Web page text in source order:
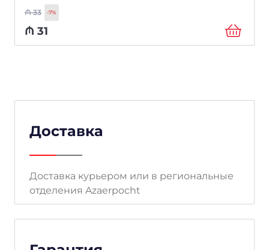
₼33 -7%
₼ 31
Доставка
Доставка курьером или в региональные
отделения Azaerpocht